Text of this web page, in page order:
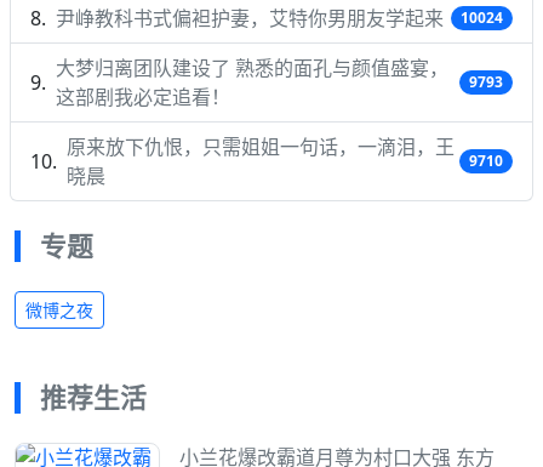
尹峥教科书式偏袒护妻，艾特你男朋友学起来 10024
大梦归离团队建设了 熟悉的面孔与颜值盛宴，
这部剧我必定追看！
9793
原来放下仇恨，只需姐姐一句话，一滴泪，王
晓晨
9710
专题
微博之夜
推荐生活
小兰花爆改霸道月尊为村口大强 东方